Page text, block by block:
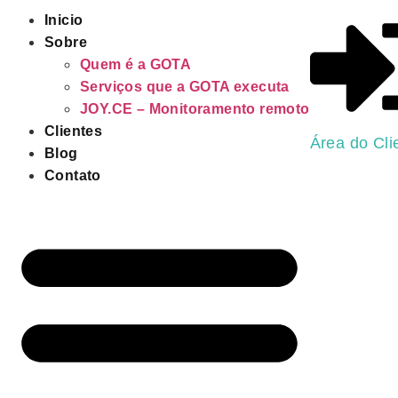
Inicio
Sobre
Quem é a GOTA
Serviços que a GOTA executa
JOY.CE – Monitoramento remoto
Clientes
Blog
Contato
Área do